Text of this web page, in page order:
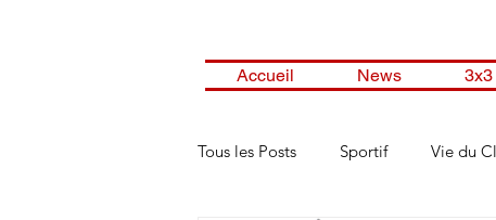
Accueil News 3x3
Tous les Posts Sportif Vie du